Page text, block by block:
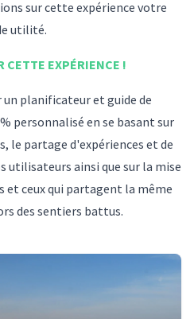
surcette expérience votre
utilité.
CETTE EXPÉRIENCE !
planificateur et guide de
personnalisé en se basant sur
le partage d'expériences et de
utilisateurs ainsi que sur la mise
ceux qui partagent la même
des sentiers battus.